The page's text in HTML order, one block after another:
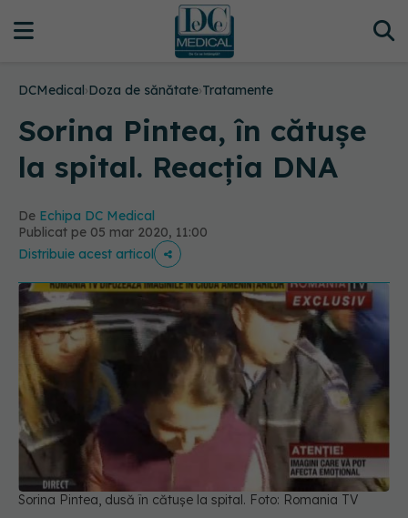
DCMedical›Doza de sănătate›Tratamente
Sorina Pintea, în cătușe
la spital. Reacția DNA
De Echipa DC Medical
Publicat pe 05 mar 2020, 11:00
Distribuie acest articol
Sorina Pintea, dusă în cătușe la spital. Foto: Romania TV